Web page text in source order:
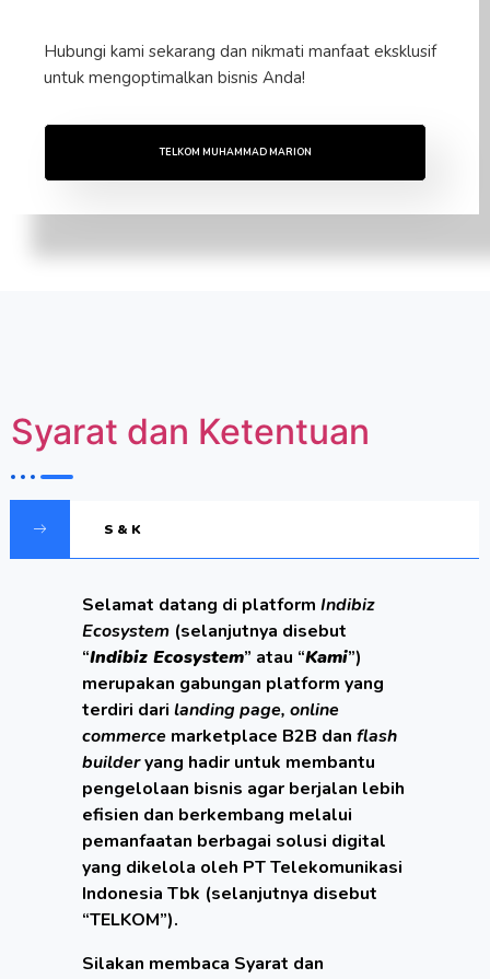
Hubungi kami sekarang dan nikmati manfaat eksklusif
untuk mengoptimalkan bisnis Anda!
TELKOM MUHAMMAD MARION
Syarat dan Ketentuan
S & K
Selamat datang di platform Indibiz
Ecosystem (selanjutnya disebut
“Indibiz Ecosystem” atau “Kami”)
merupakan gabungan platform yang
terdiri dari landing page, online
commerce marketplace B2B dan flash
builderyang hadir untuk membantu
pengelolaan bisnis agar berjalan lebih
efisien dan berkembang melalui
pemanfaatan berbagai solusi digital
yang dikelola oleh PT Telekomunikasi
Indonesia Tbk (selanjutnya disebut
“TELKOM”).
Silakan membaca Syarat dan